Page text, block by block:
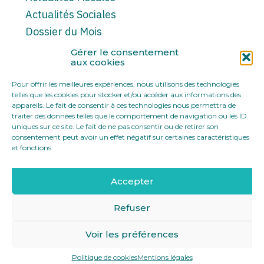
Gérer le consentement
aux cookies
Pour offrir les meilleures expériences, nous utilisons des technologies
telles que les cookies pour stocker et/ou accéder aux informations des
appareils. Le fait de consentir à ces technologies nous permettra de
traiter des données telles que le comportement de navigation ou les ID
uniques sur ce site. Le fait de ne pas consentir ou de retirer son
consentement peut avoir un effet négatif sur certaines caractéristiques
et fonctions.
Accepter
Refuser
Voir les préférences
Politique de cookiesMentions légales
Actualités Sociales
Dossier du Mois
Note d’information
Exposition
Série/Cinéma
Editorial
Actualités juridiques
MENTIONS LÉGALES
Conception et réalisationClasse 7